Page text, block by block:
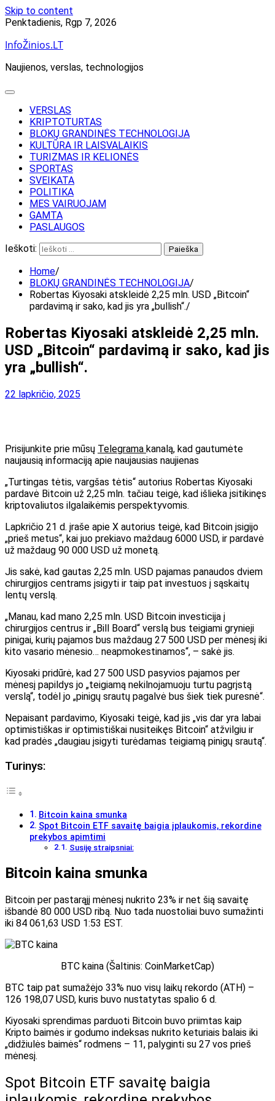
Skip to content
Penktadienis, Rgp 7, 2026
InfoŽinios.LT
Naujienos, verslas, technologijos
VERSLAS
KRIPTOTURTAS
BLOKŲ GRANDINĖS TECHNOLOGIJA
KULTŪRA IR LAISVALAIKIS
TURIZMAS IR KELIONĖS
SPORTAS
SVEIKATA
POLITIKA
MES VAIRUOJAM
GAMTA
PASLAUGOS
Ieškoti:
Home
BLOKŲ GRANDINĖS TECHNOLOGIJA
Robertas Kiyosaki atskleidė 2,25 mln. USD „Bitcoin“
pardavimą ir sako, kad jis yra „bullish“.
Robertas Kiyosaki atskleidė 2,25 mln.
USD „Bitcoin“ pardavimą ir sako, kad jis
yra „bullish“.
22 lapkričio, 2025
Prisijunkite prie mūsų Telegrama kanalą, kad gautumėte
naujausią informaciją apie naujausias naujienas
„Turtingas tėtis, vargšas tėtis“ autorius Robertas Kiyosaki
pardavė Bitcoin už 2,25 mln. tačiau teigė, kad išlieka įsitikinęs
kriptovaliutos ilgalaikėmis perspektyvomis.
Lapkričio 21 d. įraše apie X autorius teigė, kad Bitcoin įsigijo
„prieš metus“, kai juo prekiavo maždaug 6000 USD, ir pardavė
už maždaug 90 000 USD už monetą.
Jis sakė, kad gautas 2,25 mln. USD pajamas panaudos dviem
chirurgijos centrams įsigyti ir taip pat investuos į sąskaitų
lentų verslą.
„Manau, kad mano 2,25 mln. USD Bitcoin investicija į
chirurgijos centrus ir „Bill Board“ verslą bus teigiami grynieji
pinigai, kurių pajamos bus maždaug 27 500 USD per mėnesį iki
kito vasario mėnesio… neapmokestinamos“, – sakė jis.
Kiyosaki pridūrė, kad 27 500 USD pasyvios pajamos per
mėnesį papildys jo „teigiamą nekilnojamuoju turtu pagrįstą
verslą“, todėl jo „pinigų srautų pagalvė bus šiek tiek puresnė“.
Nepaisant pardavimo, Kiyosaki teigė, kad jis „vis dar yra labai
optimistiškas ir optimistiškai nusiteikęs Bitcoin“ atžvilgiu ir
kad pradės „daugiau įsigyti turėdamas teigiamą pinigų srautą“.
Turinys:
Bitcoin kaina smunka
Spot Bitcoin ETF savaitę baigia įplaukomis, rekordine
prekybos apimtimi
Susiję straipsniai:
Bitcoin kaina smunka
Bitcoin per pastarąjį mėnesį nukrito 23% ir net šią savaitę
išbandė 80 000 USD ribą. Nuo tada nuostoliai buvo sumažinti
iki 84 061,63 USD 1:53 EST.
BTC kaina (Šaltinis: CoinMarketCap)
BTC taip pat sumažėjo 33% nuo visų laikų rekordo (ATH) –
126 198,07 USD, kuris buvo nustatytas spalio 6 d.
Kiyosaki sprendimas parduoti Bitcoin buvo priimtas kaip
Kripto baimės ir godumo indeksas nukrito keturiais balais iki
„didžiulės baimės“ rodmens – 11, palyginti su 27 vos prieš
mėnesį.
Spot Bitcoin ETF savaitę baigia